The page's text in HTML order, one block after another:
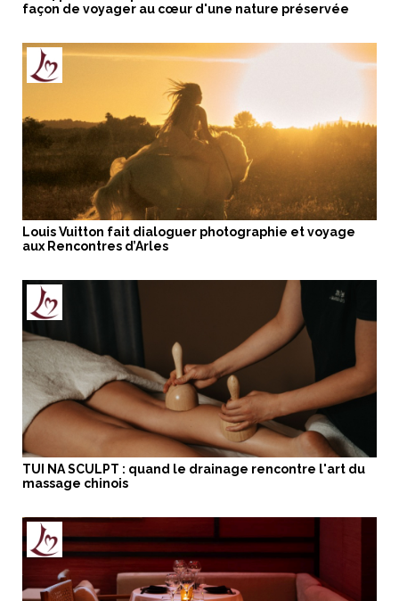
façon de voyager au cœur d'une nature préservée
Louis Vuitton fait dialoguer photographie et voyage
aux Rencontres d’Arles
TUI NA SCULPT : quand le drainage rencontre l'art du
massage chinois